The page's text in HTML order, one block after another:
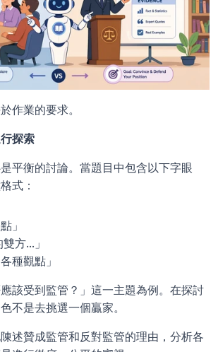
作業的要求。
探索
平衡的討論。當題目中包含以下字眼
式：
」
方...」
種觀點」
該受到監管？」這一主題為例。在探討
不是去挑選一個贏家。
述贊成監管和反對監管的理由，分析各